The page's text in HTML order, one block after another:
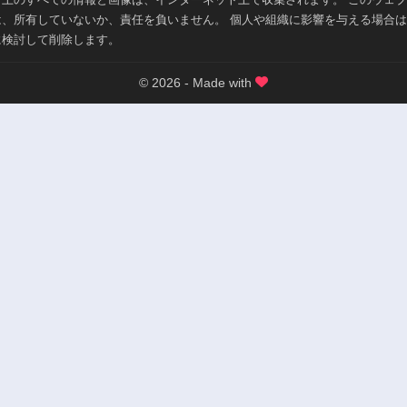
所有していないか、責任を負いません。 個人や組織に影響を与える場合
討して削除します。
© 2026 - Made with